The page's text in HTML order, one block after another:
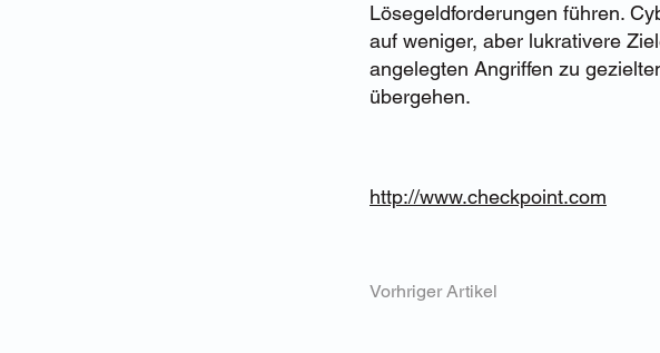
Lösegeldforderungen führen.
auf weniger, aber lukrativere
angelegten Angriffen zu
übergehen.
http://www.checkpoint.com
Vorhriger Artikel